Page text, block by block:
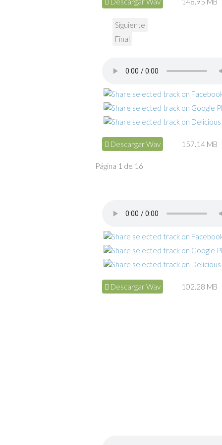
Descargar Wav 157.14 MB
Descargar Wav 102.28 MB
Siguiente
Final
Página 1 de 16